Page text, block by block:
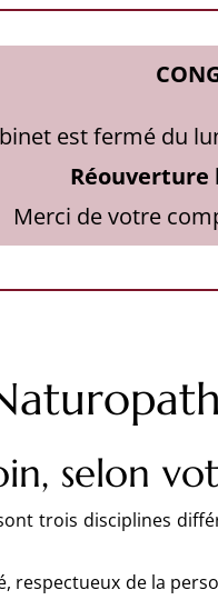
est fermé du
Réouverture
Merci de votre
selon
trois disciplines
respectueux de la